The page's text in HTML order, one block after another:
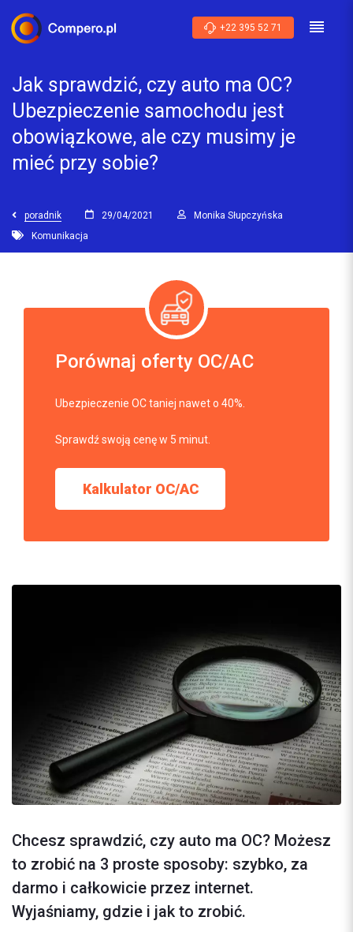
+22 395 52 71
Jak sprawdzić, czy auto ma OC?
Ubezpieczenie samochodu jest
obowiązkowe, ale czy musimy je
mieć przy sobie?
poradnik 29/04/2021
Monika Słupczyńska
Komunikacja
Porównaj oferty OC/AC
Ubezpieczenie OC taniej nawet o 40%.
Sprawdź swoją cenę w 5 minut.
Kalkulator OC/AC
Chcesz sprawdzić, czy auto ma OC? Możesz
to zrobić na 3 proste sposoby: szybko, za
darmo i całkowicie przez internet.
Wyjaśniamy, gdzie i jak to zrobić.